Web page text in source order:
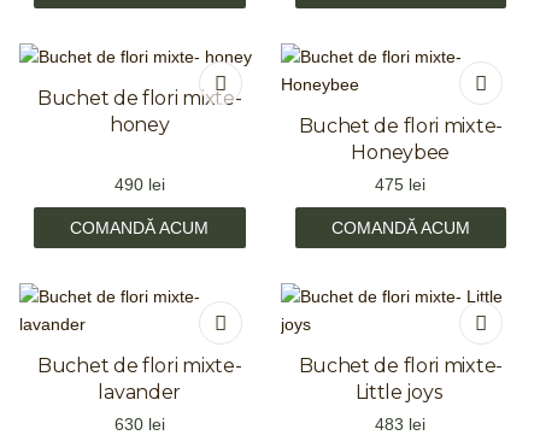
Buchet de flori mixte-
honey
490 lei
COMANDĂ ACUM
Buchet de flori mixte-
Honeybee
475 lei
COMANDĂ ACUM
Buchet de flori mixte-
lavander
630 lei
Buchet de flori mixte-
Little joys
483 lei